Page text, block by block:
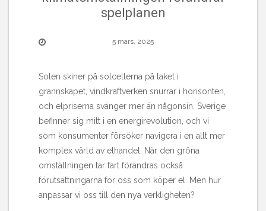
spelplanen
5 mars, 2025
Solen skiner på solcellerna på taket i
grannskapet, vindkraftverken snurrar i horisonten,
och elpriserna svänger mer än någonsin. Sverige
befinner sig mitt i en energirevolution, och vi
som konsumenter försöker navigera i en allt mer
komplex värld av elhandel. När den gröna
omställningen tar fart förändras också
förutsättningarna för oss som köper el. Men hur
anpassar vi oss till den nya verkligheten?